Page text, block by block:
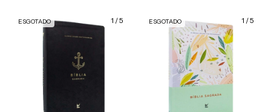
1 /5
ESGOTADO 1 /5
ESGOTADO